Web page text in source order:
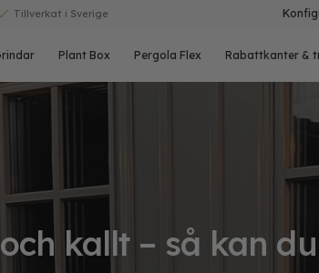
Tillverkat i Sverige
Plant Box Pergola Flex Rabattkanter &
kallt – så kan